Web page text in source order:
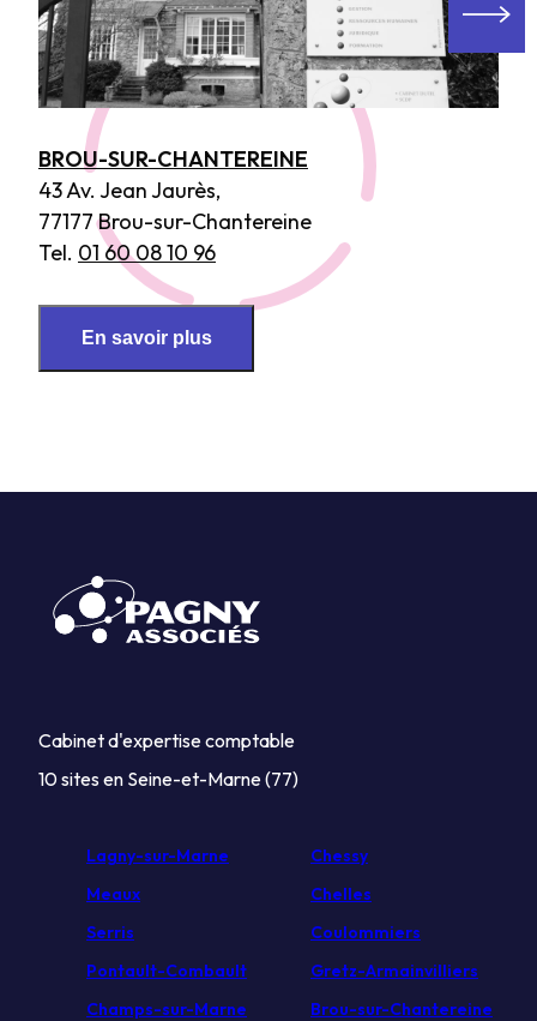
BROU-SUR-CHANTEREINE
43 Av. Jean Jaurès,
77177 Brou-sur-Chantereine
Tel. 01 60 08 10 96
En savoir plus
Cabinet d'expertise comptable
10 sites en Seine-et-Marne (77)
Lagny-sur-Marne
Chessy
Meaux
Chelles
Serris
Coulommiers
Pontault-Combault
Gretz-Armainvilliers
Champs-sur-Marne
Brou-sur-Chantereine